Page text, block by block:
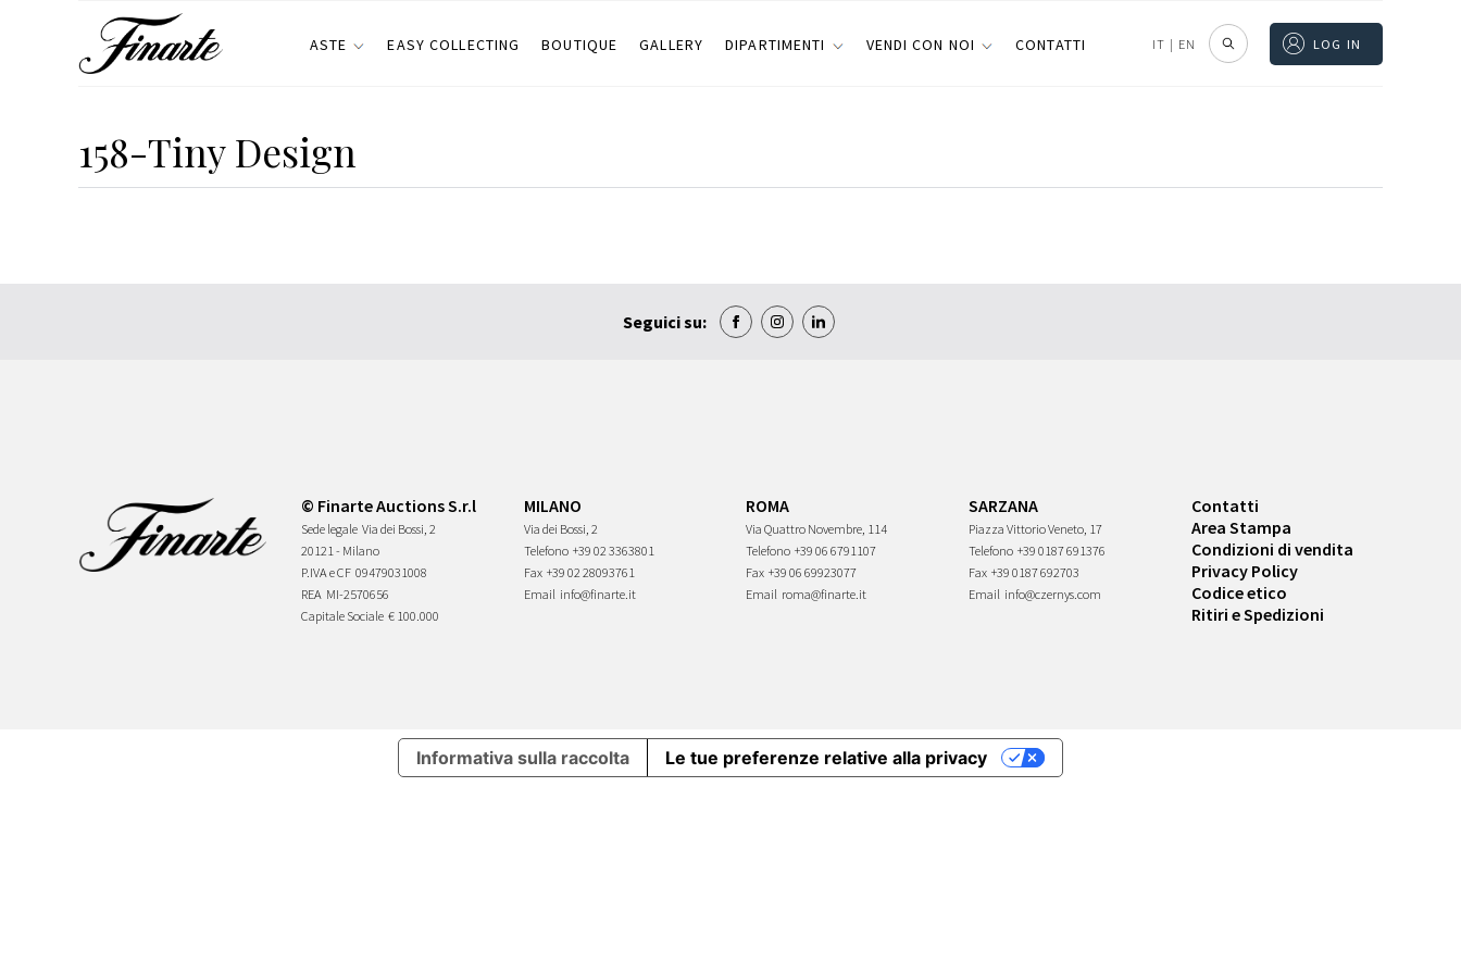
ASTE EASY COLLECTING BOUTIQUE GALLERY DIPARTIMENTI VENDI CON NOI CONTATTI IT | EN LOG IN
158-Tiny Design
Seguici su:
© Finarte Auctions S.r.l
Sede legale Via dei Bossi, 2
20121 - Milano
P.IVA e CF 09479031008
REA MI-2570656
Capitale Sociale € 100.000
MILANO
Via dei Bossi, 2
Telefono +39 02 3363801
Fax +39 02 28093761
Email info@finarte.it
ROMA
Via Quattro Novembre, 114
Telefono +39 06 6791107
Fax +39 06 69923077
Email roma@finarte.it
SARZANA
Piazza Vittorio Veneto, 17
Telefono +39 0187 691376
Fax +39 0187 692703
Email info@czernys.com
Contatti
Area Stampa
Condizioni di vendita
Privacy Policy
Codice etico
Ritiri e Spedizioni
Informativa sulla raccolta Le tue preferenze relative alla privacy